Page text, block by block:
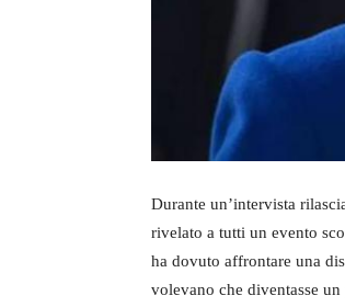
Durante un’intervista
rivelato a tutti un evento
ha dovuto affrontare una
volevano che diventasse